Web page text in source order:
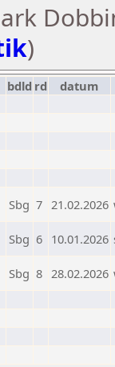
)
bdld rd
datum
Sbg 7 21.02.2026
Sbg 6 10.01.2026
Sbg 8 28.02.2026